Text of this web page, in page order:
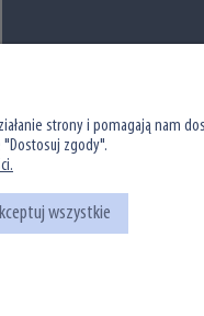
strony i pomagają nam
zgody".
wszystkie